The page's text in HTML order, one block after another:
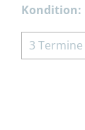
Kondition:
3 Termine